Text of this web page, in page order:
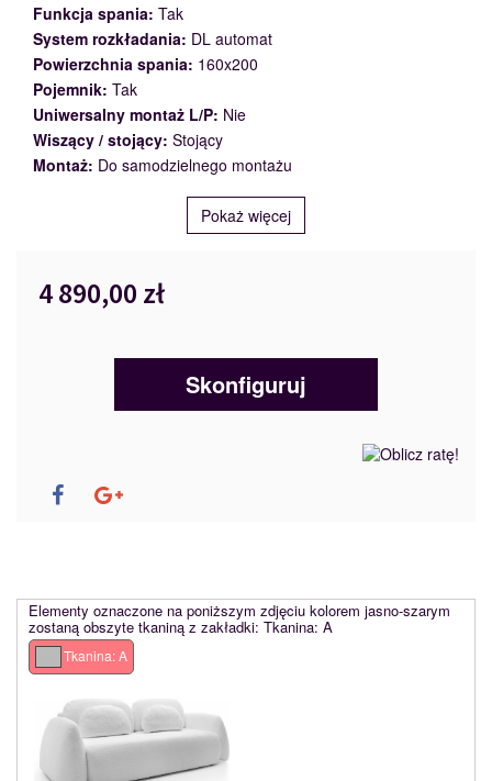
Funkcja spania: Tak
System rozkładania: DL automat
Powierzchnia spania: 160x200
Pojemnik: Tak
Uniwersalny montaż L/P: Nie
Wiszący / stojący: Stojący
Montaż: Do samodzielnego montażu
Pokaż więcej
4 890,00 zł
Skonfiguruj
Elementy oznaczone na poniższym zdjęciu kolorem jasno-szarym
zostaną obszyte tkaniną z zakładki: Tkanina: A
Tkanina: A